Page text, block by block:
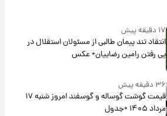
۱۷ دقیقه پیش
انتقاد تند پیمان طالبی از مسئولان استقلال در
پی رفتن رامین رضاییان+ عکس
۳۶ دقیقه پیش
قیمت گوشت گوساله و گوسفند امروز شنبه ۱۷
مرداد ۱۴۰۵ +جدول